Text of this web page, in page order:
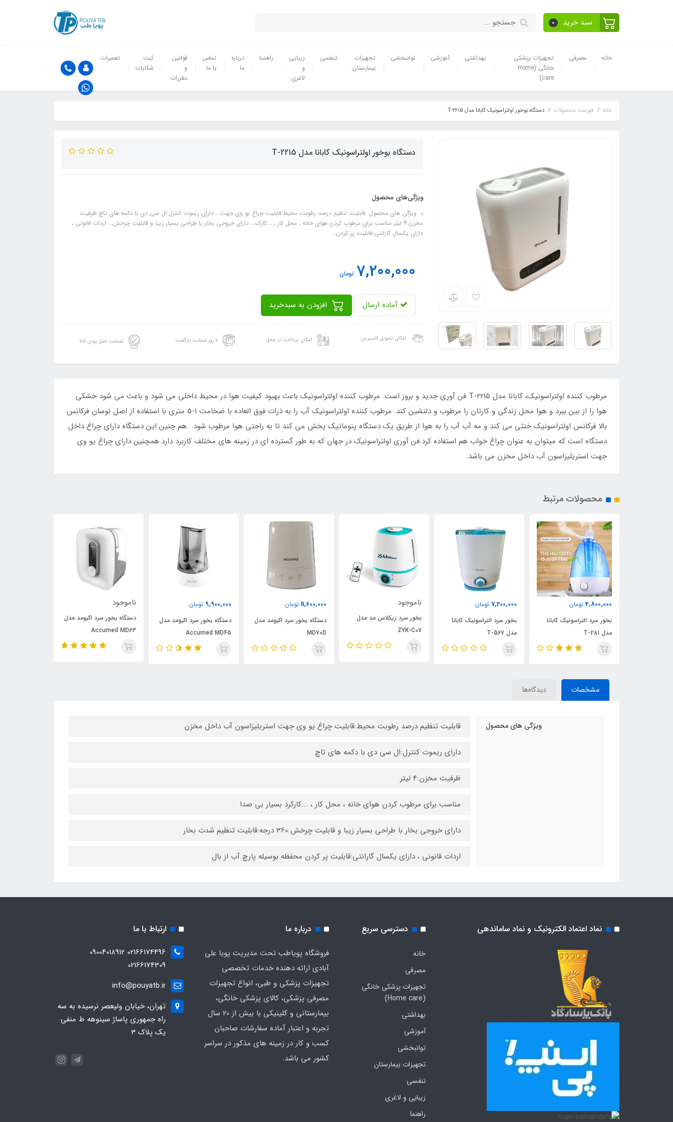
سبد خرید 0
خانه مصرفی
تجهیزات پزشکی
خانگی (Home
care)
بهداشتی آموزشی توانبخشی
تجهیزات
بیمارستان
تنفسی
زیبایی
و
لاغری
راهنما
درباره
ما
تماس
با ما
قوانین
و
مقررات
ثبت
شکایات
تعمیرات
خانه فهرست محصولات دستگاه بوخور اولتراسونیک کابانا مدل T-2215
دستگاه بوخور اولتراسونیک کابانا مدل T-2215
ویژگی‌های محصول
ویژگی های محصول: قابلیت تنظیم درصد رطوبت محیط:قابلیت چراغ یو وی جهت... دارای ریموت کنترل:ال سی دی با دکمه های تاچ ظرفیت
مخزن:4 لیتر مناسب برای مرطوب کردن هوای خانه ، محل کار ، …:کارک... دارای خروجی بخار با طراحی بسیار زیبا و قابلیت چرخش... اردات قانونی ،
دارای یکسال گارانتی:قابلیت پر کردن...
7,200,000 تومان
آماده ارسال
امکان تحویل اکسپرس امکان پرداخت در محل ۷ روز ضمانت بازگشت ضمانت اصل بودن کالا
مرطوب کننده اولتراسونیک، کابانا مدل T-2215 فن آوری جدید و بروز است. مرطوب کننده اولتراسونیک باعث بهبود کیفیت هوا در محیط داخلی می شود و باعث می شود خشکی
هوا را از بین ببرد و هوا محل زندگی و کارتان را مرطوب و دلنشین کند. مرطوب کننده اولتراسونیک آب را به ذرات فوق العاده با ضخامت 1-5 متری با استفاده از اصل نوسان فرکانس
بالا فرکانس اولتراسونیک خنثی می کند و مه آب آب را به هوا از طریق یک دستگاه پنوماتیک پخش می کند تا به راحتی هوا مرطوب شود. .هم چنین این دستگاه دارای چراغ داخل
دستگاه است که میتوان به عنوان چراغ خواب هم استفاده کرد.فن آوری اولتراسونیک در جهان که به طور گسترده ای در زمینه های مختلف کاربرد دارد.همچنین دارای چراغ یو وی
جهت استریلیزاسون آب داخل مخزن می باشد.
محصولات مرتبط
4,800,000 تومان
بخور سرد التراسونیک کابانا
مدل T-281
7,200,000 تومان
بخور سرد التراسونیک کابانا
مدل T-567
ناموجود
بخور سرد زیکلاس مد مدل
ZYK-C07
11,600,000 تومان
دستگاه بخور سرد اکیومد مدل
MD70D
9,900,000 تومان
دستگاه بخور سرد اکیومد مدل
Accumed MD45
ناموجود
دستگاه بخور سرد اکیومد مدل
Accumed MD63
مشخصات دیدگاه‌ها
ویژگی های محصول قابلیت تنظیم درصد رطوبت محیط:قابلیت چراغ یو وی جهت استریلیزاسون آب داخل مخزن
دارای ریموت کنترل:ال سی دی با دکمه های تاچ
ظرفیت مخزن:4 لیتر
مناسب برای مرطوب کردن هوای خانه ، محل کار ، …:کارکرد بسیار بی صدا
دارای خروجی بخار با طراحی بسیار زیبا و قابلیت چرخش 360 درجه:قابلیت تنظیم شدت بخار
اردات قانونی ، دارای یکسال گارانتی:قابلیت پر کردن محفظه بوسیله پارچ آب از بال
نماد اعتماد الکترونیک و نماد ساماندهی دسترسی سریع
خانه
مصرفی
تجهیزات پزشکی خانگی
(Home care)
بهداشتی
آموزشی
توانبخشی
تجهیزات بیمارستان
تنفسی
زیبایی و لاغری
راهنما
درباره ما
فروشگاه پویاطب تحت مدیریت پویا علی
آبادی ارائه دهنده خدمات تخصصی
تجهیزات پزشکی و طبی، انواع تجهیزات
مصرفی پزشکی، کالای پزشکی خانگی،
بیمارستانی و کلینیکی با بیش از 20 سال
تجربه و اعتبار آماده سفارشات صاحبان
کسب و کار در زمینه های مذکور در سراسر
کشور می باشد.
ارتباط با ما
02166174496 09004018912
02166174309
info@pouyatb.ir
تهران، خیابان ولیعصر نرسیده به سه
راه جمهوری پاساژ سینوهه ط منفی
یک پلاک 3